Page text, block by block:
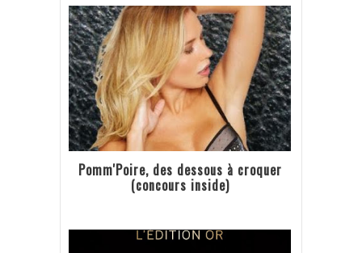
Pomm'Poire, des dessous à croquer
(concours inside)